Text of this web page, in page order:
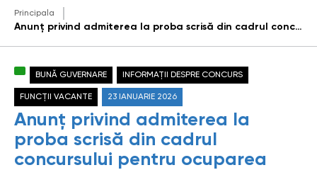
Principala
Anunț privind admiterea la proba scrisă din cadrul concursului pentru ocuparea funcției publice vacante de Consultant principal / Consultantă principală în cadrul Reprezentanței Cahul
BUNĂ GUVERNARE INFORMAȚII DESPRE CONCURS
FUNCȚII VACANTE 23 IANUARIE 2026
Anunț privind admiterea la
proba scrisă din cadrul
concursului pentru ocuparea